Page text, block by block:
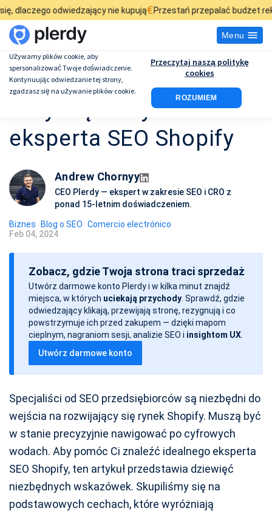
nie kupują€Przestań przepalać budżet reklamowy£
Menu
Najlepsze wskazówki
dotyczące wyboru
eksperta SEO Shopify
Andrew Chornyy
CEO Plerdy — ekspert w zakresie SEO i CRO z
ponad 15-letnim doświadczeniem.
Biznes Blog o SEO Comercio electrónico
D
a
u
Feb 04, 2024
Zobacz, gdzie Twoja strona traci sprzedaż
Utwórz darmowe konto Plerdy i w kilka minut znajdź
miejsca, w których uciekają przychody . Sprawdź, gdzie
odwiedzający klikają, przewijają stronę, rezygnują i co
powstrzymuje ich przed zakupem — dzięki mapom
cieplnym, nagraniom sesji, analizie SEO i insightom UX
Utwórz darmowe konto
Specjaliści od SEO przedsiębiorców są niezbędni do
wejścia na rozwijający się rynek Shopify. Muszą być
w stanie precyzyjnie nawigować po cyfrowych
wodach. Aby pomóc Ci znaleźć idealnego eksperta
SEO Shopify, ten artykuł przedstawia dziewięć
niezbędnych wskazówek. Skupiliśmy się na
podstawowych cechach, które wyróżniają
Używamy plików cookie, aby
spersonalizować Twoje doświadczenie.
Kontynuując odwiedzanie tej strony,
zgadzasz się na używanie plików cookie.
ROZUMIEM
Przeczytaj naszą politykę
cookies